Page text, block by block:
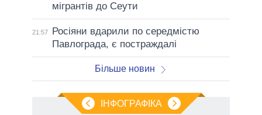
мігрантів до Сеути
21:57
Росіяни вдарили по середмістю
Павлограда, є постраждалі
Більше новин
ІНФОГРАФІКА